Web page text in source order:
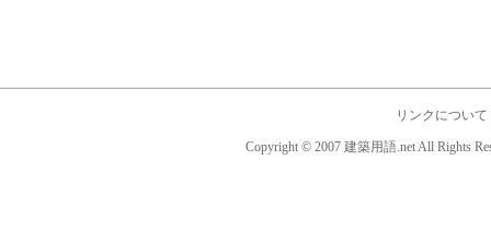
リンクについて
Copyright © 2007 建築用語.net All Rights